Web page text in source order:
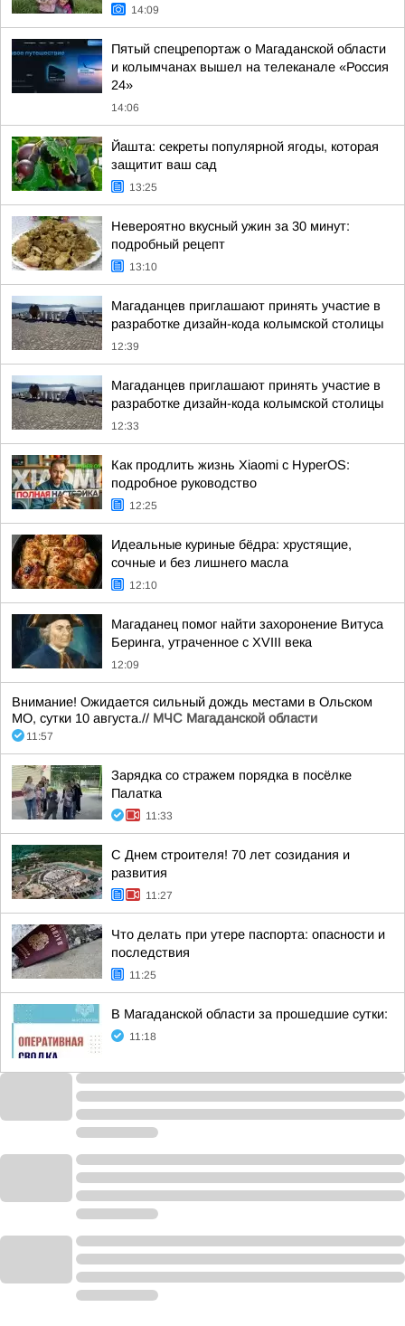
14:09
Пятый спецрепортаж о Магаданской области
и колымчанах вышел на телеканале «Россия
24»
14:06
Йашта: секреты популярной ягоды, которая
защитит ваш сад
13:25
Невероятно вкусный ужин за 30 минут:
подробный рецепт
13:10
Магаданцев приглашают принять участие в
разработке дизайн-кода колымской столицы
12:39
Магаданцев приглашают принять участие в
разработке дизайн-кода колымской столицы
12:33
Как продлить жизнь Xiaomi с HyperOS:
подробное руководство
12:25
Идеальные куриные бёдра: хрустящие,
сочные и без лишнего масла
12:10
Магаданец помог найти захоронение Витуса
Беринга, утраченное с XVIII века
12:09
Внимание! Ожидается сильный дождь местами в Ольском
МО, сутки 10 августа.// МЧС Магаданской области
11:57
Зарядка со стражем порядка в посёлке
Палатка
11:33
С Днем строителя! 70 лет созидания и
развития
11:27
Что делать при утере паспорта: опасности и
последствия
11:25
В Магаданской области за прошедшие сутки:
11:18